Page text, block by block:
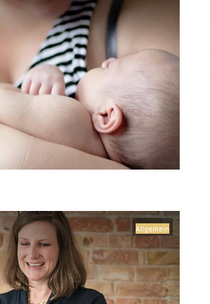
Allgemein